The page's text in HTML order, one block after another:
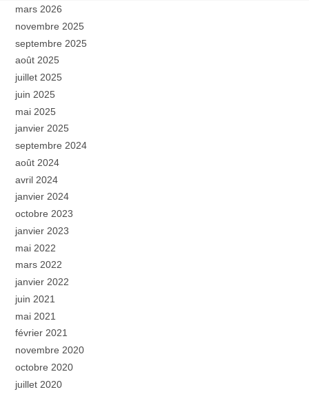
mars 2026
novembre 2025
septembre 2025
août 2025
juillet 2025
juin 2025
mai 2025
janvier 2025
septembre 2024
août 2024
avril 2024
janvier 2024
octobre 2023
janvier 2023
mai 2022
mars 2022
janvier 2022
juin 2021
mai 2021
février 2021
novembre 2020
octobre 2020
juillet 2020